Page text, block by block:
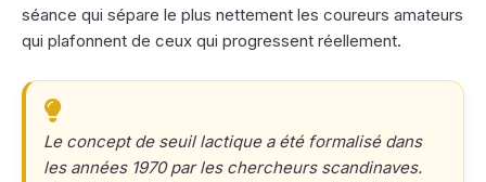
séance qui sépare le plus nettement les coureurs amateurs
qui plafonnent de ceux qui progressent réellement.
Le concept de seuil lactique a été formalisé dans
les années 1970 par les chercheurs scandinaves.